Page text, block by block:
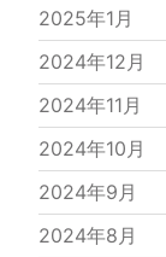
2025年1月
2024年12月
2024年11月
2024年10月
2024年9月
2024年8月